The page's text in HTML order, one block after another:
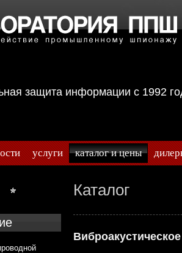
защита информации с
услуги каталог и цены
Каталог